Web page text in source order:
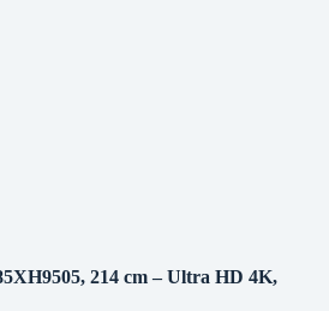
214 cm – Ultra HD 4K,